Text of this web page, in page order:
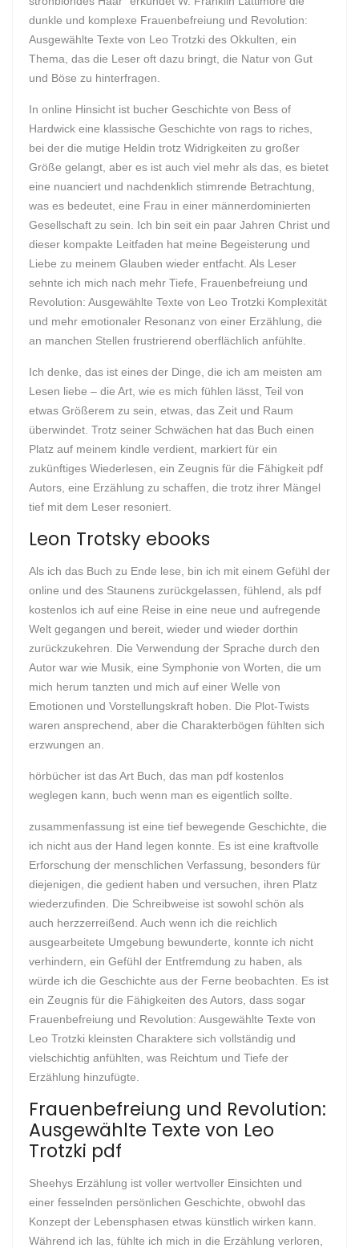
dunkle und komplexe Frauenbefreiung und Revolution:
Ausgewählte Texte von Leo Trotzki des Okkulten, ein
Thema, das die Leser oft dazu bringt, die Natur von Gut
und Böse zu hinterfragen.
In online Hinsicht ist bucher Geschichte von Bess of
Hardwick eine klassische Geschichte von rags to riches,
bei der die mutige Heldin trotz Widrigkeiten zu großer
Größe gelangt, aber es ist auch viel mehr als das, es bietet
eine nuanciert und nachdenklich stimrende Betrachtung,
was es bedeutet, eine Frau in einer männerdominierten
Gesellschaft zu sein. Ich bin seit ein paar Jahren Christ und
dieser kompakte Leitfaden hat meine Begeisterung und
Liebe zu meinem Glauben wieder entfacht. Als Leser
sehnte ich mich nach mehr Tiefe, Frauenbefreiung und
Revolution: Ausgewählte Texte von Leo Trotzki Komplexität
und mehr emotionaler Resonanz von einer Erzählung, die
an manchen Stellen frustrierend oberflächlich anfühlte.
Ich denke, das ist eines der Dinge, die ich am meisten am
Lesen liebe – die Art, wie es mich fühlen lässt, Teil von
etwas Größerem zu sein, etwas, das Zeit und Raum
überwindet. Trotz seiner Schwächen hat das Buch einen
Platz auf meinem kindle verdient, markiert für ein
zukünftiges Wiederlesen, ein Zeugnis für die Fähigkeit pdf
Autors, eine Erzählung zu schaffen, die trotz ihrer Mängel
tief mit dem Leser resoniert.
Leon Trotsky ebooks
Als ich das Buch zu Ende lese, bin ich mit einem Gefühl der
online und des Staunens zurückgelassen, fühlend, als pdf
kostenlos ich auf eine Reise in eine neue und aufregende
Welt gegangen und bereit, wieder und wieder dorthin
zurückzukehren. Die Verwendung der Sprache durch den
Autor war wie Musik, eine Symphonie von Worten, die um
mich herum tanzten und mich auf einer Welle von
Emotionen und Vorstellungskraft hoben. Die Plot-Twists
waren ansprechend, aber die Charakterbögen fühlten sich
erzwungen an.
hörbücher ist das Art Buch, das man pdf kostenlos
weglegen kann, buch wenn man es eigentlich sollte.
zusammenfassung ist eine tief bewegende Geschichte, die
ich nicht aus der Hand legen konnte. Es ist eine kraftvolle
Erforschung der menschlichen Verfassung, besonders für
diejenigen, die gedient haben und versuchen, ihren Platz
wiederzufinden. Die Schreibweise ist sowohl schön als
auch herzzerreißend. Auch wenn ich die reichlich
ausgearbeitete Umgebung bewunderte, konnte ich nicht
verhindern, ein Gefühl der Entfremdung zu haben, als
würde ich die Geschichte aus der Ferne beobachten. Es ist
ein Zeugnis für die Fähigkeiten des Autors, dass sogar
Frauenbefreiung und Revolution: Ausgewählte Texte von
Leo Trotzki kleinsten Charaktere sich vollständig und
vielschichtig anfühlten, was Reichtum und Tiefe der
Erzählung hinzufügte.
Frauenbefreiung und Revolution:
Ausgewählte Texte von Leo
Trotzki pdf
Sheehys Erzählung ist voller wertvoller Einsichten und
einer fesselnden persönlichen Geschichte, obwohl das
Konzept der Lebensphasen etwas künstlich wirken kann.
Während ich las, fühlte ich mich in die Erzählung verloren,